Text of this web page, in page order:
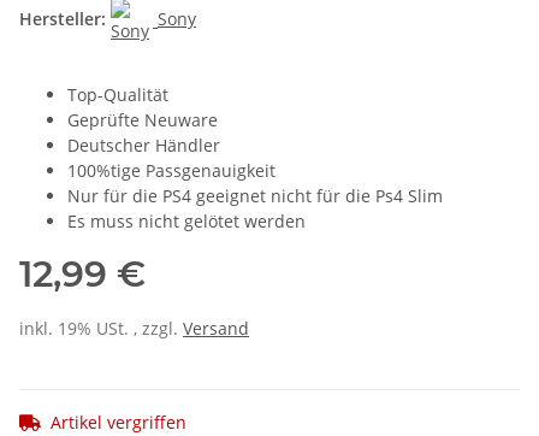
Hersteller:
Sony
Top-Qualität
Geprüfte Neuware
Deutscher Händler
100%tige Passgenauigkeit
Nur für die PS4 geeignet nicht für die Ps4 Slim
Es muss nicht gelötet werden
12,99 €
inkl. 19% USt. , zzgl. Versand
Artikel vergriffen